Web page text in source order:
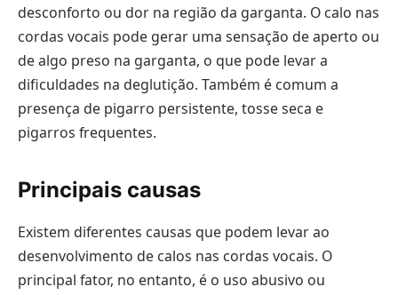
desconforto ou dor na região da garganta. O calo nas
cordas vocais pode gerar uma sensação de aperto ou
de algo preso na garganta, o que pode levar a
dificuldades na deglutição. Também é comum a
presença de pigarro persistente, tosse seca e
pigarros frequentes.
Principais causas
Existem diferentes causas que podem levar ao
desenvolvimento de calos nas cordas vocais. O
principal fator, no entanto, é o uso abusivo ou